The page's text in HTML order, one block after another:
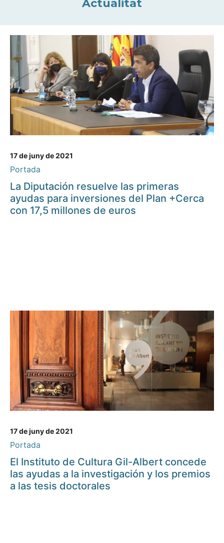
Actualitat
17 de juny de 2021
Portada
La Diputación resuelve las primeras
ayudas para inversiones del Plan +Cerca
con 17,5 millones de euros
17 de juny de 2021
Portada
El Instituto de Cultura Gil-Albert concede
las ayudas a la investigación y los premios
a las tesis doctorales